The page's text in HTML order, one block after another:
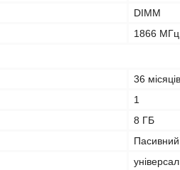
DIMM
1866 МГц
36 місяців
1
8 ГБ